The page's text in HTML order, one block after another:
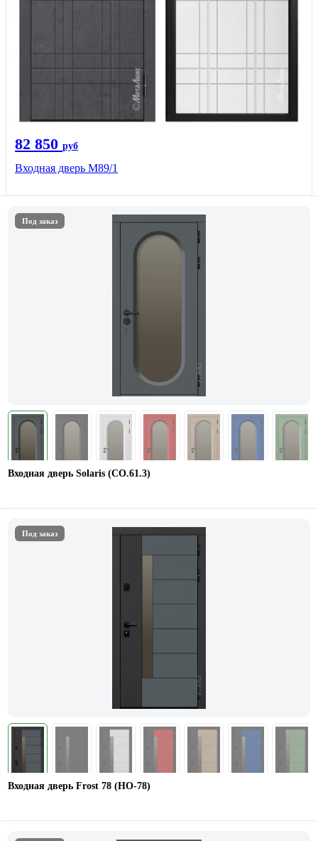
82 850 руб
Входная дверь M89/1
Под заказ
Входная дверь Solaris (СО.61.3)
Под заказ
Входная дверь Frost 78 (НО-78)